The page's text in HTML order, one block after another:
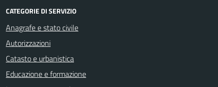
CATEGORIE DI SERVIZIO
Anagrafe e stato civile
Autorizzazioni
Catasto e urbanistica
Educazione e formazione